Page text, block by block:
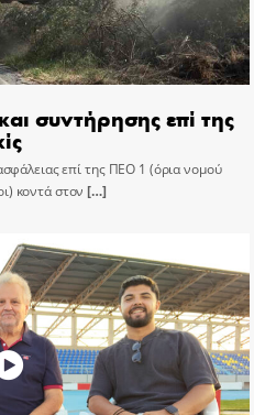
συντήρησης επί της
επί της ΠΕΟ 1 (όρια νομού
κοντά στον […]